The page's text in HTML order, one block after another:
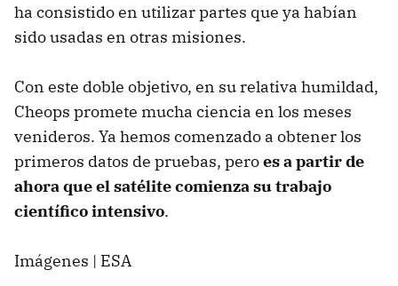
ha consistido en utilizar partes que ya habían
sido usadas en otras misiones.
Con este doble objetivo, en su relativa humildad,
Cheops promete mucha ciencia en los meses
venideros. Ya hemos comenzado a obtener los
primeros datos de pruebas, peroes a partir de
ahora que el satélite comienza su trabajo
científico intensivo.
Imágenes | ESA